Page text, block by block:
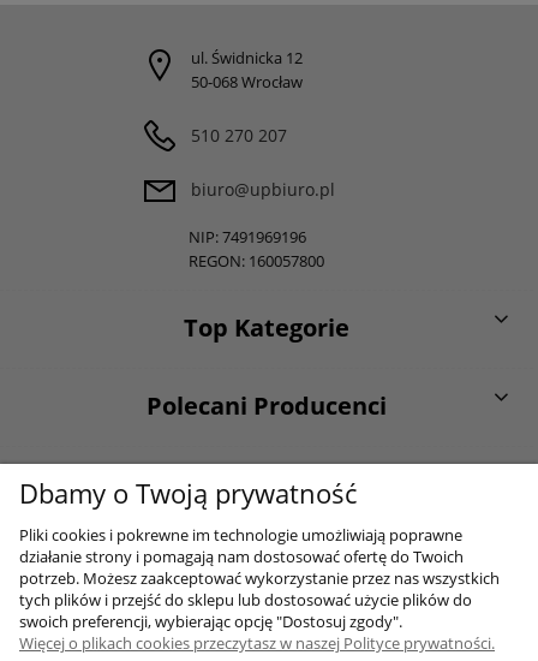
ul. Świdnicka 12
50-068 Wrocław
510 270 207
biuro@upbiuro.pl
NIP: 7491969196
REGON: 160057800
Top Kategorie
Polecani Producenci
O firmie
Moje konto
Dbamy o Twoją prywatność
Pliki cookies i pokrewne im technologie umożliwiają poprawne
działanie strony i pomagają nam dostosować ofertę do Twoich
potrzeb. Możesz zaakceptować wykorzystanie przez nas wszystkich
tych plików i przejść do sklepu lub dostosować użycie plików do
swoich preferencji, wybierając opcję "Dostosuj zgody".
Więcej o plikach cookies przeczytasz w naszej Polityce prywatności.